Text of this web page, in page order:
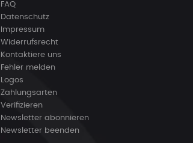
FAQ
Datenschutz
Impressum
Widerrufsrecht
Kontaktiere uns
Fehler melden
Logos
Zahlungsarten
Verifizieren
Newsletter abonnieren
Newsletter beenden